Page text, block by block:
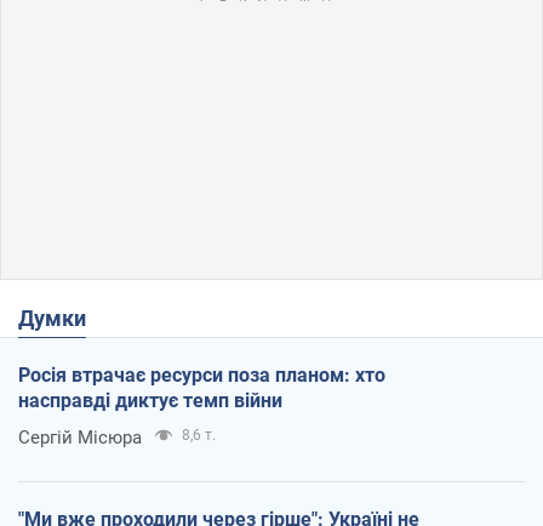
Думки
Росія втрачає ресурси поза планом: хто
насправді диктує темп війни
Сергій Місюра 8,6 т.
"Ми вже проходили через гірше": Україні не